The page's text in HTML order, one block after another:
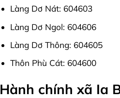
Làng Dơ Nát: 604603
Làng Dơ Ngol: 604606
Làng Dơ Thông: 604605
Thôn Phù Cát: 604600
Hành chính xã Ia